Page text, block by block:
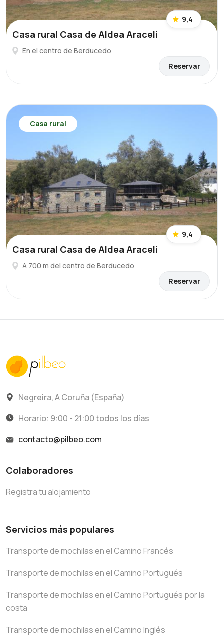
9,4
Casa rural Casa de Aldea Araceli
En el centro de Berducedo
Reservar
Casa rural
9,4
Casa rural Casa de Aldea Araceli
A 700 m del centro de Berducedo
Reservar
Negreira, A Coruña (España)
Horario: 9:00 - 21:00 todos los días
contacto@pilbeo.com
Colaboradores
Registra tu alojamiento
Servicios más populares
Transporte de mochilas en el Camino Francés
Transporte de mochilas en el Camino Portugués
Transporte de mochilas en el Camino Portugués por la
costa
Transporte de mochilas en el Camino Inglés